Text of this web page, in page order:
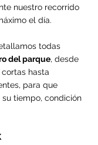
nuestro recorrido
el día.
todas
del parque, desde
hasta
para que
tiempo, condición